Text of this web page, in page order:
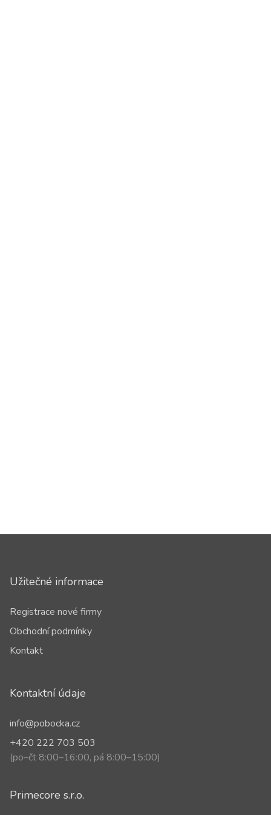
Užitečné informace
Registrace nové firmy
Obchodní podmínky
Kontakt
Kontaktní údaje
info@pobocka.cz
+420 222 703 503
(po–čt 8:00–16:00, pá 8:00–15:00)
Primecore s.r.o.